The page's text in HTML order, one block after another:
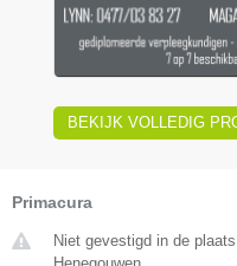
BEKIJK VOLLEDIG
Primacura
Niet gevestigd in de